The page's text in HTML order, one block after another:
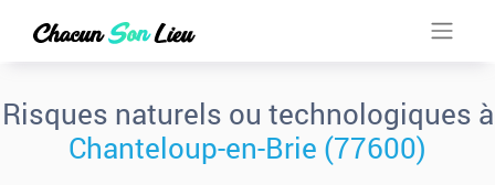
Risques naturels ou technologiques à
Chanteloup-en-Brie (77600)